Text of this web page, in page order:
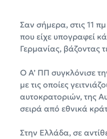
Σαν σήμερα, στις 11
που είχε υπογραφεί
Γερμανίας, βάζοντας
Ο Α’ ΠΠ συγκλόνισε
με τις οποίες
αυτοκρατοριών, της
σειρά από εθνικά
Στην Ελλάδα, σε